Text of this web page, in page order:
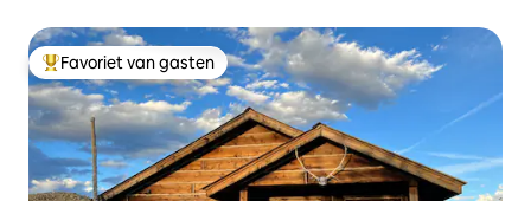
Topfavoriet van gasten
Favoriet van gasten